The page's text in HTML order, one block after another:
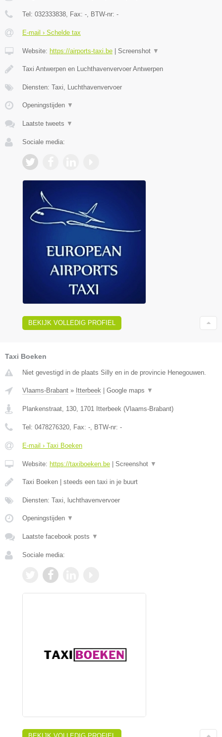
Tel: 032333838, Fax: -, BTW-nr: -
E-mail › Schelde tax
Website: https://airports-taxi.be Screenshot ▼
Taxi Antwerpen en Luchthavenvervoer Antwerpen
Diensten: Taxi, Luchthavenvervoer
Openingstijden ▼
Laatste tweets ▼
Sociale media:
BEKIJK VOLLEDIG PROFIEL
Taxi Boeken
Niet gevestigd in de plaats Silly en in de provincie Henegouwen.
Vlaams-Brabant » Itterbeek Google maps ▼
Plankenstraat, 130, 1701 Itterbeek (Vlaams-Brabant)
Tel: 0478276320, Fax: -, BTW-nr: -
E-mail › Taxi Boeken
Website: https://taxiboeken.be Screenshot ▼
Taxi Boeken | steeds een taxi in je buurt
Diensten: Taxi, luchthavenvervoer
Openingstijden ▼
Laatste facebook posts ▼
Sociale media: